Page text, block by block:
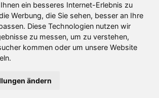
ein besseres Internet-Erlebnis zu
Werbung, die Sie sehen, besser an Ihre
Diese Technologien nutzen wir
zu messen, um zu verstehen,
kommen oder um unsere Website
ändern
Zahlungsarten
Social Media